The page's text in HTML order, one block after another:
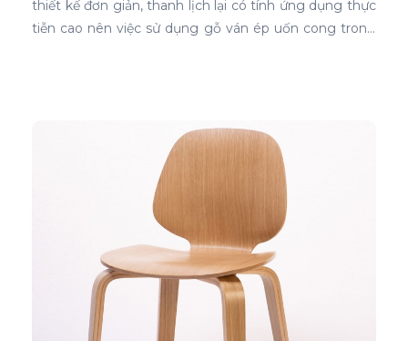
thiết kế đơn giản, thanh lịch lại có tính ứng dụng thực
tiễn cao nên việc sử dụng gỗ ván ép uốn cong trong